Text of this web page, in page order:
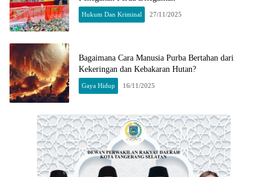
Hukum Dan Kriminal 27/11/2025
Bagaimana Cara Manusia Purba Bertahan dari
Kekeringan dan Kebakaran Hutan?
Gaya Hidup 16/11/2025